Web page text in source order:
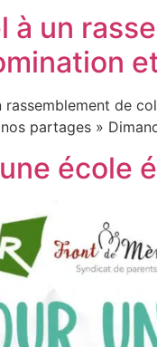
à un
rassemblement de
partages »
école